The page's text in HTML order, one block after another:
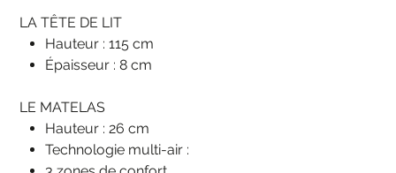
LA TÊTE DE LIT
Hauteur : 115 cm
Épaisseur : 8 cm
LE MATELAS
Hauteur : 26 cm
Technologie multi-air :